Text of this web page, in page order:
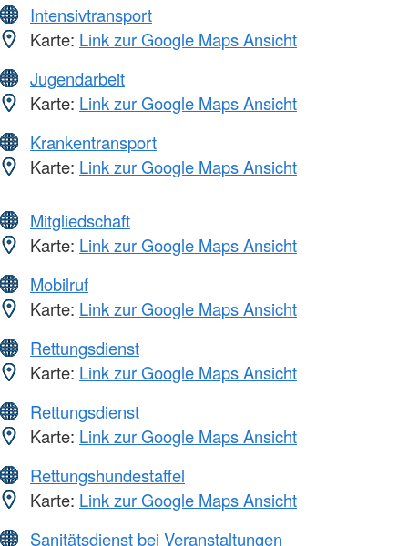
Intensivtransport
Karte: Link zur Google Maps Ansicht
Jugendarbeit
Karte: Link zur Google Maps Ansicht
Krankentransport
Karte: Link zur Google Maps Ansicht
Mitgliedschaft
Karte: Link zur Google Maps Ansicht
Mobilruf
Karte: Link zur Google Maps Ansicht
Rettungsdienst
Karte: Link zur Google Maps Ansicht
Rettungsdienst
Karte: Link zur Google Maps Ansicht
Rettungshundestaffel
Karte: Link zur Google Maps Ansicht
Sanitätsdienst bei Veranstaltungen